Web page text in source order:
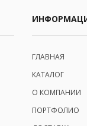
ГЛАВНАЯ
КАТАЛОГ
О КОМПАНИИ
ПОРТФОЛИО